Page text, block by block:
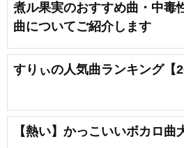
煮ル果実のおすすめ曲・中毒
曲についてご紹介します
すりぃの人気曲ランキング【
【熱い】かっこいいボカロ曲